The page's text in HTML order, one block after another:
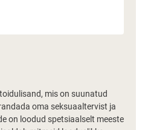
mis on suunatud
oma seksuaaltervist ja
on loodud spetsiaalselt meeste